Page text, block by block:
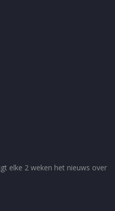
elke 2 weken het nieuws over